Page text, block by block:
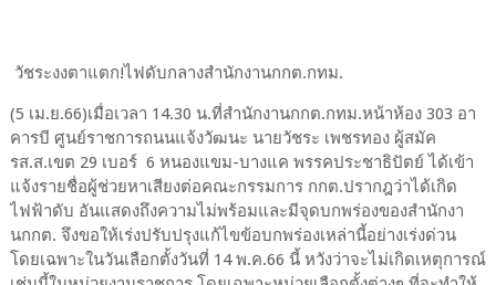
วัชระงงตาแตก!ไฟดับกลางสำนักงานกกต.กทม.
(5 เม.ย.66)เมื่อเวลา 14.30 น.ที่สำนักงานกกต.กทม.หน้าห้อง 303 อา
คารบี ศูนย์ราชการถนนแจ้งวัฒนะ นายวัชระ เพชรทอง ผู้สมัค
รส.ส.เขต 29 เบอร์ 6 หนองแขม-บางแค พรรคประชาธิปัตย์ ได้เข้า
แจ้งรายชื่อผู้ช่วยหาเสียงต่อคณะกรรมการ กกต.ปรากฎว่าได้เกิด
ไฟฟ้าดับ อันแสดงถึงความไม่พร้อมและมีจุดบกพร่องของสำนักงา
นกกต. จึงขอให้เร่งปรับปรุงแก้ไขข้อบกพร่องเหล่านี้อย่างเร่งด่วน
โดยเฉพาะในวันเลือกตั้งวันที่ 14 พ.ค.66 นี้ หวังว่าจะไม่เกิดเหตุการณ์